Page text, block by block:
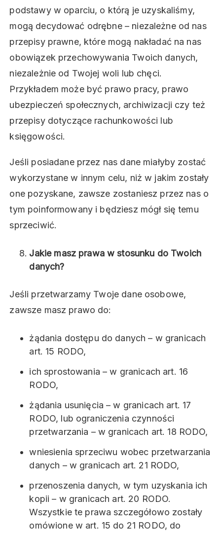
podstawy w oparciu, o którą je uzyskaliśmy,
mogą decydować odrębne – niezależne od nas
przepisy prawne, które mogą nakładać na nas
obowiązek przechowywania Twoich danych,
niezależnie od Twojej woli lub chęci.
Przykładem może być prawo pracy, prawo
ubezpieczeń społecznych, archiwizacji czy też
przepisy dotyczące rachunkowości lub
księgowości.
Jeśli posiadane przez nas dane miałyby zostać
wykorzystane w innym celu, niż w jakim zostały
one pozyskane, zawsze zostaniesz przez nas o
tym poinformowany i będziesz mógł się temu
sprzeciwić.
Jakie masz prawa w stosunku do Twoich
danych?
Jeśli przetwarzamy Twoje dane osobowe,
zawsze masz prawo do:
żądania dostępu do danych – w granicach
art. 15 RODO,
ich sprostowania – w granicach art. 16
RODO,
żądania usunięcia – w granicach art. 17
RODO, lub ograniczenia czynności
przetwarzania – w granicach art. 18 RODO,
wniesienia sprzeciwu wobec przetwarzania
danych – w granicach art. 21 RODO,
przenoszenia danych, w tym uzyskania ich
kopii – w granicach art. 20 RODO.
Wszystkie te prawa szczegółowo zostały
omówione w art. 15 do 21 RODO, do